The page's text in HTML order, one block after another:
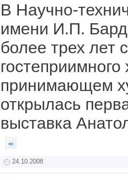
В Научно-
имени И.П.
более трех лет
гостеприимного
принимающем
открылась
выставка
24.10.2008